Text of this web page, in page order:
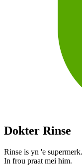
Dokter Rinse
Rinse is yn 'e supermerk.
In frou praat mei him.